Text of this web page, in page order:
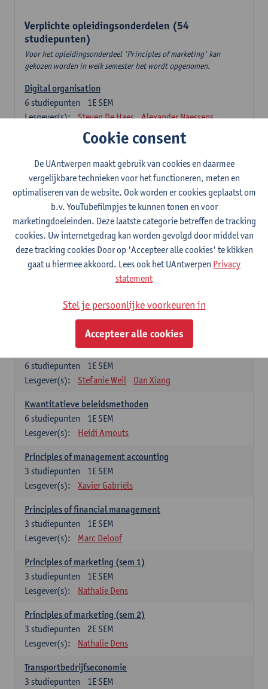
Verplichte opleidingsonderdelen (54
studiepunten)
Voor het opleidingsonderdeel 'Principles of marketing' kan
gekozen worden in welk semester het wordt opgenomen.
Digital organisation
1E SEM
6 studiepunten
Lesgever(s):
Steven De Haes Alexander Naessens
Lesgever(s):
Jan Bouckaert Julie Adriaensen
Inleiding tot de financiële rapportering en analyse
2E SEM
studiepunten
Lesgever(s):
Patrick d'Haens
Inleiding tot de financiële verslaggeving
1E SEM
3studiepunten
Patrick d'Haens
Introduction to financial markets
2E SEM
studiepunten
Marc De Ceuster
Introduction to managing and organising
1E SEM
6 studiepunten
Lesgever(s):
Stefanie Weil Dan Xiang
Kwantitatieve beleidsmethoden
1E SEM
6 studiepunten
Lesgever(s):
Heidi Arnouts
Principles of management accounting
1E SEM
3 studiepunten
Lesgever(s):
Xavier Gabriëls
Principles of financial management
1E SEM
3 studiepunten
Lesgever(s):
Marc Deloof
Principles of marketing (sem 1)
1E SEM
3 studiepunten
Lesgever(s):
Nathalie Dens
Principles of marketing (sem 2)
2E SEM
3 studiepunten
Lesgever(s):
Nathalie Dens
Transportbedrijfseconomie
1E SEM
3 studiepunten
Cookie consent
De UAntwerpen maakt gebruik van cookies en daarmee
vergelijkbare technieken voor het functioneren, meten en
optimaliseren van de website. Ook worden er cookies geplaatst om
b.v. YouTubefilmpjes te kunnen tonen en voor
marketingdoeleinden. Deze laatste categorie betreffen de tracking
cookies. Uw internetgedrag kan worden gevolgd door middel van
deze tracking cookies Door op 'Accepteer alle cookies' te klikken
gaat u hiermee akkoord. Lees ook het UAntwerpen Privacy
statement
Stel je persoonlijke voorkeuren in
Accepteer alle cookies